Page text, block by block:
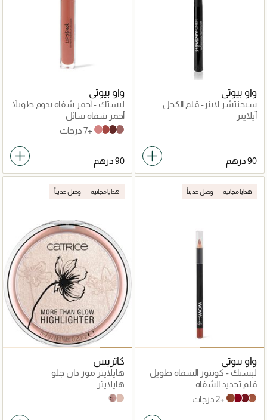
واو بيوتي
سيجنتشر لاينر- قلم الكحل
آيلاينر
واو بيوتي
لبستك - أحمر شفاه يدوم طويلاً
أحمر شفاه سائل
Asmar Heat
Castana Crunch
Henna Stain
Oud Rose
+7 درجات
هدايا مجانية وصل حديثاً
واو بيوتي
لبستك - كونتور الشفاه طويل
الأمد
قلم تحديد الشفاه
Very Henna
Very Chili
Very Intense
Very Breezy
+2 درجات
هدايا مجانية وصل حديثاً
كاتريس
هايلايتر مور ذان جلو
هايلايتر
020 Supreme Rose Beam
040_Absolute_Blushin'_Bright